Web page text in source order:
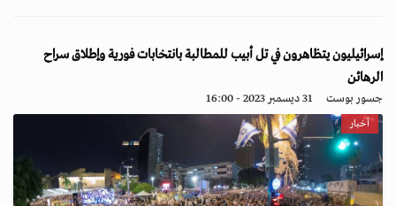
إسرائيليون يتظاهرون في تل أبيب للمطالبة بانتخابات فورية وإطلاق سراح
الرهائن
جسور بوست 31 ديسمبر 2023 - 16:00
أخبار